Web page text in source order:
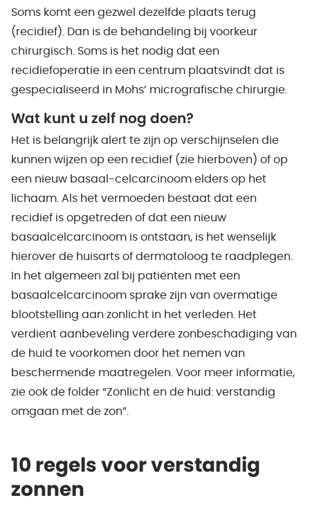
Soms komt een gezwel dezelfde plaats terug
(recidief). Dan is de behandeling bij voorkeur
chirurgisch. Soms is het nodig dat een
recidiefoperatie in een centrum plaatsvindt dat is
gespecialiseerd in Mohs’ micrografische chirurgie.
Wat kunt u zelf nog doen?
Het is belangrijk alert te zijn op verschijnselen die
kunnen wijzen op een recidief (zie hierboven) of op
een nieuw basaal-celcarcinoom elders op het
lichaam. Als het vermoeden bestaat dat een
recidief is opgetreden of dat een nieuw
basaalcelcarcinoom is ontstaan, is het wenselijk
hierover de huisarts of dermatoloog te raadplegen.
In het algemeen zal bij patiënten met een
basaalcelcarcinoom sprake zijn van overmatige
blootstelling aan zonlicht in het verleden. Het
verdient aanbeveling verdere zonbeschadiging van
de huid te voorkomen door het nemen van
beschermende maatregelen. Voor meer informatie,
zie ook de folder “Zonlicht en de huid: verstandig
omgaan met de zon”.
10 regels voor verstandig
zonnen